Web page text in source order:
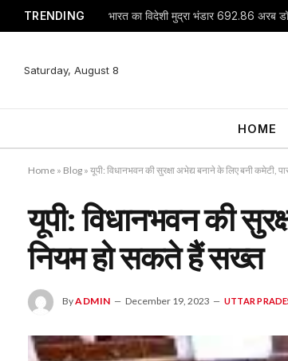
TRENDING भारत का विदेशी मुद्रा भंडार 692.86 अरब
Saturday, August 8
HOME
Home » Blog » यूपी: विधानभवन की सुरक्षा अभेद्य बनाने के लिए बनी कमेटी,
यूपी: विधानभवन की
नियम हो सकते हैं सख्त
ByADMIN December 19, 2023 UTTAR